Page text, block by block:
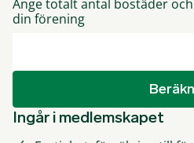
Ange totalt antal bostäder
din förening
Ingår i medlemskapet